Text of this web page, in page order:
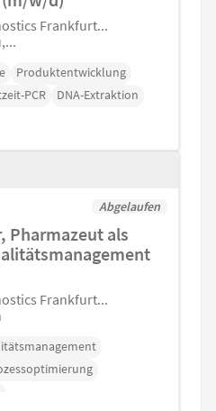
Frankfurt...
Produktentwicklung
PCR
DNA-Extraktion
Abgelaufen
Pharmazeut als
Frankfurt...